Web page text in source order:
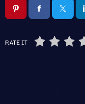
RATE IT